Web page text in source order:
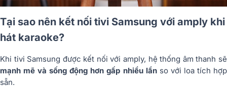
Tại sao nên kết nối tivi Samsung với amply khi
hát karaoke?
Khi tivi Samsung được kết nối với amply, hệ thống âm thanh sẽ
mạnh mẽ và sống động hơn gấp nhiều lầnso với loa tích hợp
sẵn.